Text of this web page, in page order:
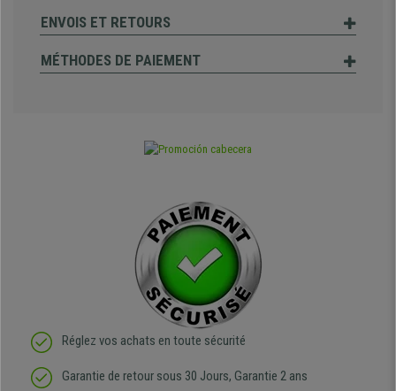
ENVOIS ET RETOURS
MÉTHODES DE PAIEMENT
Réglez vos achats en toute sécurité
Garantie de retour sous 30 Jours, Garantie 2 ans